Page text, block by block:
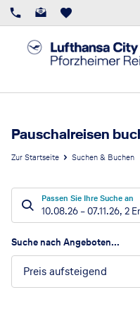
Pauschalreisen
Zur Startseite Suchen & Buchen
Passen Sie Ihre Suche an
10.08.26 –07.11.26, 2
Suche nach Angeboten...
Preis aufsteigend